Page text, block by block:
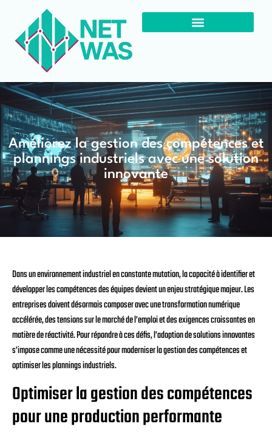
Améliorez la gestion des compétences et
plannings industriels avec une solution
innovante
Dans un environnement industriel en constante mutation, la capacité à identifier et
développer les compétences des équipes devient un enjeu stratégique majeur. Les
entreprises doivent désormais composer avec une transformation numérique
accélérée, des tensions sur le marché de l’emploi et des exigences croissantes en
matière de réactivité. Pour répondre à ces défis, l’adoption de solutions innovantes
s’impose comme une nécessité pour moderniser la gestion des compétences et
optimiser les plannings industriels.
Optimiser la gestion des compétences
pour une production performante